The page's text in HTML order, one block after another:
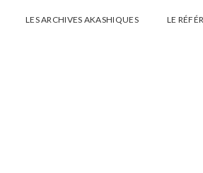
LES ARCHIVES AKASHIQUES LE